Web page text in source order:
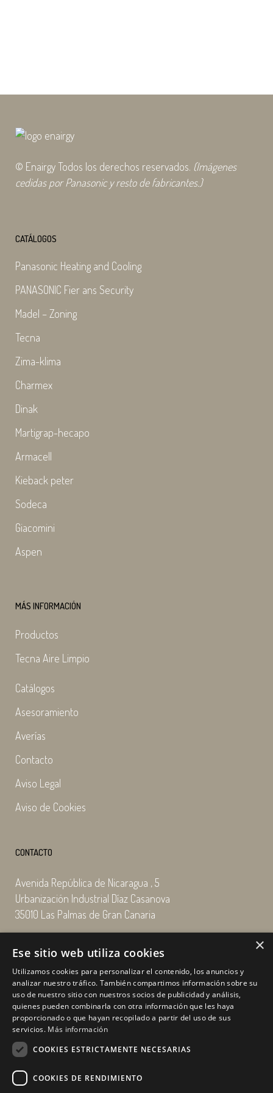
© Enairgy Todos los derechos reservados. (Imágenes
cedidas por Panasonic y resto de fabricantes.)
CATÁLOGOS
Panasonic Heating and Cooling
PANASONIC Fier ans Security
Madel – Zoning
Tecna
Zima-klima
Charmex
Dinak
Martigrap-hecapo
Armacell
Kieback peter
Sodeca
Giacomini
Aspen
MÁS INFORMACIÓN
Productos
Tecna Aire Limpio
Catálogos
Asesoramiento
Averías
Contacto
Aviso Legal
Aviso de Cookies
CONTACTO
Avenida República de Nicaragua , 5
Urbanización Industrial Díaz Casanova
35010 Las Palmas de Gran Canaria
Email: enairgy@enairgy.es
Horariode lunes a jueves
de 07:00 a 16:00 horas
viernes de 07:00 a 15:00 horas
sábados y domingo, cerrado.
×
Ese sitio web utiliza cookies
Utilizamos cookies para personalizar el contenido, los anuncios y
analizar nuestro tráfico. También compartimos información sobre su
uso de nuestro sitio con nuestros socios de publicidad y análisis,
quienes pueden combinarla con otra información que les haya
proporcionado o que hayan recopilado a partir del uso de sus
servicios. Más información
COOKIES ESTRICTAMENTE NECESARIAS
COOKIES DE RENDIMIENTO